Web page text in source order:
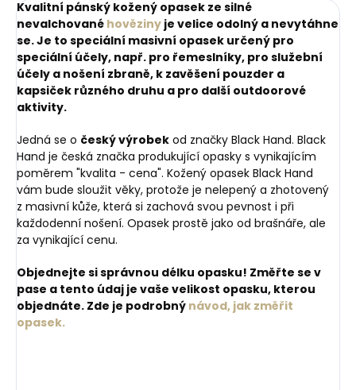
Kvalitní pánský kožený opasek ze silné
nevalchované hověziny je velice odolný a nevytáhne
se. Je to speciální masivní opasek určený pro
speciální účely, např. pro řemeslníky, pro služební
účely a nošení zbraně, k zavěšení pouzder a
kapsiček různého druhu a pro další outdoorové
aktivity.
Jedná se o český výrobek od značky Black Hand. Black
Hand je česká značka produkující opasky s vynikajícím
poměrem "kvalita - cena". Kožený opasek Black Hand
vám bude sloužit věky, protože je nelepený a zhotovený
z masivní kůže, která si zachová svou pevnost i při
každodenní nošení. Opasek prostě jako od brašnáře, ale
za vynikající cenu.
Objednejte si správnou délku opasku! Změřte se v
pase a tento údaj je vaše velikost opasku, kterou
objednáte. Zde je podrobný návod, jak změřit
opasek.